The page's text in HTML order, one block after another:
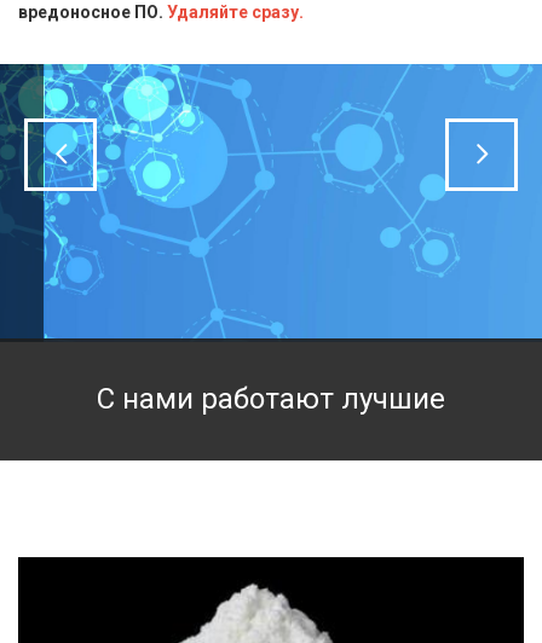
Блескообразующие добавки
Индикаторы
Кислоты
Пищевая химия для производств
Стандарт-титры
Техническая химия
СТАТЬИ
ДОСТАВКА
СЕРТИФИКАТЫ
КОНТАКТЫ
вредоносное ПО. Удаляйте сразу.
С нами работают лучшие